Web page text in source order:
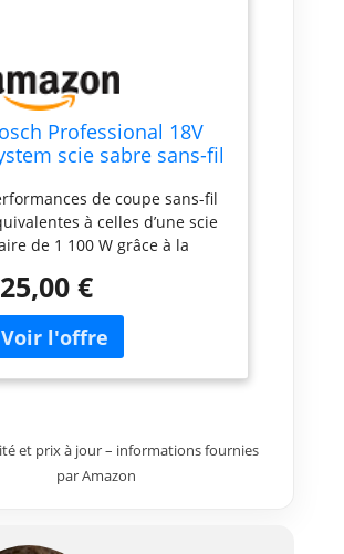
Professional 18V
scie sabre sans-fil
batterie nide coupe sans-fil
à celles d’une scie
de 1 100 W grâce à la
Mécanisme SDS
d’insérer et retirer la
d’une seule main, sans clé
moins fatiguant quelle
soit la position grâce au
et chargeurs sont
compatibles avec le
de l’Alliance multi-
€
et prix à jour – informations fournies
par Amazon